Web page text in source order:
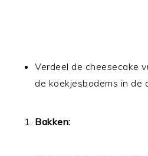
Verdeel de cheesecake
de koekjesbodems in de
Bakken: